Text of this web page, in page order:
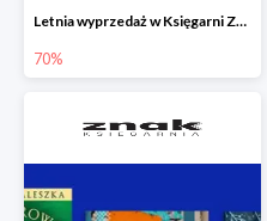
Letnia wyprzedaż w Księgarni Znak do -70%
70%